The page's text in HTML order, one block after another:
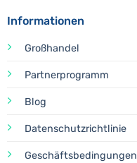
Informationen
Großhandel
Partnerprogramm
Blog
Datenschutzrichtlinie
Geschäftsbedingungen